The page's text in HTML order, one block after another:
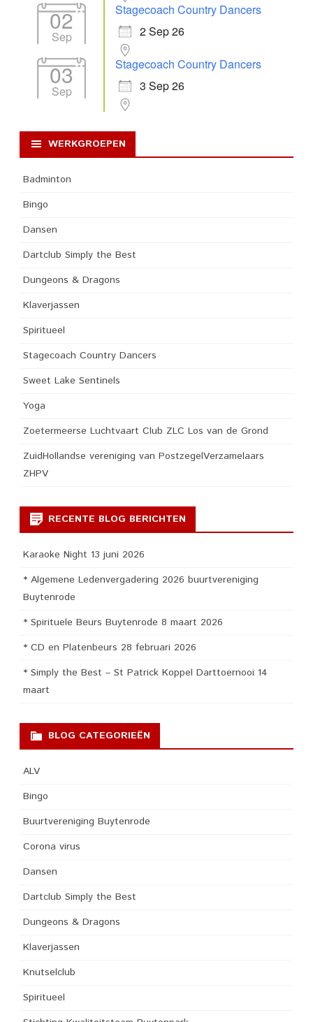
02
Sep
Stagecoach Country Dancers
2 Sep 26
03
Sep
Stagecoach Country Dancers
3 Sep 26
WERKGROEPEN
Badminton
Bingo
Dansen
Dartclub Simply the Best
Dungeons & Dragons
Klaverjassen
Spiritueel
Stagecoach Country Dancers
Sweet Lake Sentinels
Yoga
Zoetermeerse Luchtvaart Club ZLC Los van de Grond
ZuidHollandse vereniging van PostzegelVerzamelaars
ZHPV
RECENTE BLOG BERICHTEN
Karaoke Night 13 juni 2026
* Algemene Ledenvergadering 2026 buurtvereniging
Buytenrode
* Spirituele Beurs Buytenrode 8 maart 2026
* CD en Platenbeurs 28 februari 2026
* Simply the Best – St Patrick Koppel Darttoernooi 14
maart
BLOG CATEGORIEËN
ALV
Bingo
Buurtvereniging Buytenrode
Corona virus
Dansen
Dartclub Simply the Best
Dungeons & Dragons
Klaverjassen
Knutselclub
Spiritueel